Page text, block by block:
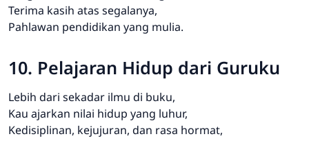
Terima kasih atas segalanya,
Pahlawan pendidikan yang mulia.
10. Pelajaran Hidup dari Guruku
Lebih dari sekadar ilmu di buku,
Kau ajarkan nilai hidup yang luhur,
Kedisiplinan, kejujuran, dan rasa hormat,